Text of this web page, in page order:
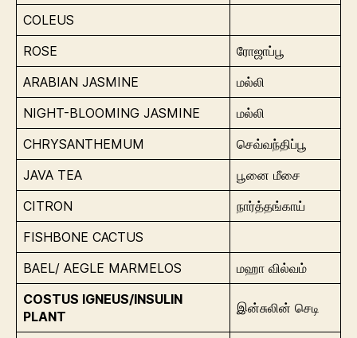
COLEUS
ROSE
ரோஜாப்பூ
ARABIAN JASMINE
மல்லி
NIGHT-BLOOMING JASMINE
மல்லி
CHRYSANTHEMUM
செவ்வந்திப்பூ
JAVA TEA
பூனை மீசை
CITRON
நார்த்தங்காய்
FISHBONE CACTUS
BAEL/ AEGLE MARMELOS
மஹா வில்வம்
COSTUS IGNEUS/INSULIN
PLANT
இன்சுலின் செடி